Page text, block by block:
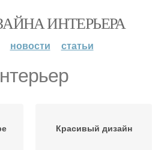
ИНТЕРЬЕРА
новости статьи
Красивый дизайн